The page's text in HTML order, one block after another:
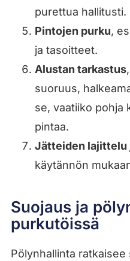
purettua hallitusti.
Pintojen purku,
ja tasoitteet.
Alustan tarkastus
suoruus,
se, vaatiiko pohja
pintaa.
Jätteiden lajittelu
käytännön
Suojaus ja
purkutöissä
Pölynhallinta